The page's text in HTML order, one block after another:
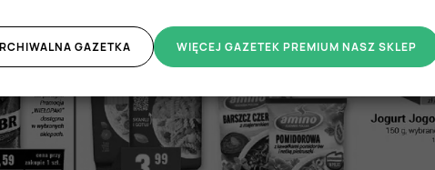
WIĘCEJ GAZETEK PREMIUM NASZ SKLEP
GAZETKA